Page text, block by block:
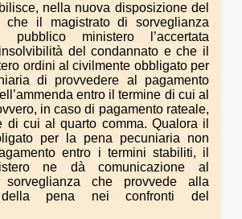
nella nuova disposizione del
il magistrato di sorveglianza
pubblico ministero l’accertata
del condannato e che il
ordini al civilmente obbligato per
di provvedere al pagamento
entro il termine di cui al
in caso di pagamento rateale,
di cui al quarto comma. Qualora il
per la pena pecuniaria non
entro i termini stabiliti, il
ne dà comunicazione al
sorveglianza che provvede alla
della pena nei confronti del